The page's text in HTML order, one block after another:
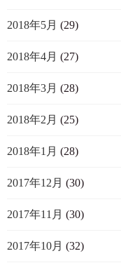
2018年5月 (29)
2018年4月 (27)
2018年3月 (28)
2018年2月 (25)
2018年1月 (28)
2017年12月 (30)
2017年11月 (30)
2017年10月 (32)